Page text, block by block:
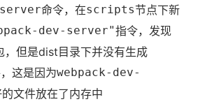
命令，在scripts节点下新
dev-server"指令，发现
，但是dist目录下并没有生成
这是因为webpack-dev-
文件放在了内存中